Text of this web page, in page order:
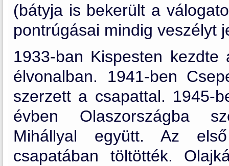
(bátyja is bekerült a
pontrúgásai mindig veszélyt
1933-ban Kispesten
élvonalban. 1941-ben
szerzett a csapattal. 1945-
évben Olaszországba
Mihállyal együtt. Az
csapatában töltötték.